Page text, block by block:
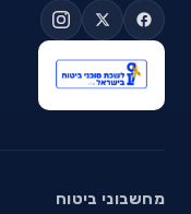
מחשבוני ביטוח